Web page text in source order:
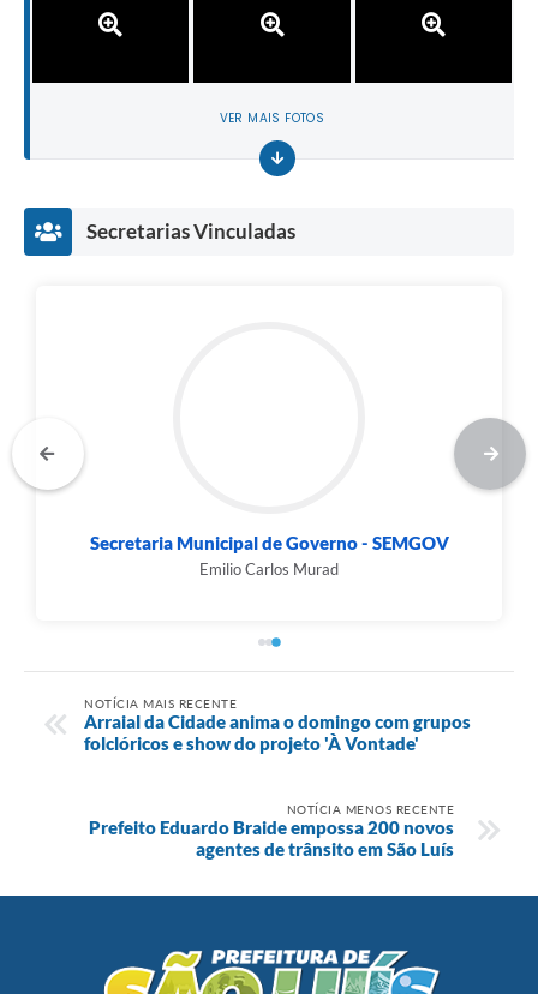
VER MAIS FOTOS
Secretarias Vinculadas
Secretaria Municipal de Governo - SEMGOV
Emilio Carlos Murad
NOTÍCIA MAIS RECENTE
Arraial da Cidade anima o domingo com grupos
folclóricos e show do projeto 'À Vontade'
NOTÍCIA MENOS RECENTE
Prefeito Eduardo Braide empossa 200 novos
agentes de trânsito em São Luís